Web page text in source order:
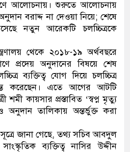
মাদক কারবারি গ্রেফতার
২৮ লাখ টাকার জাল নোটসহ
থানা পুলিশ
যেকোনো সময় বেনজীরের
নেতৃত্ব ও গণতন্ত্রের মূর্তমান প্রতীক
যে ভাবে ডেভিড ইমনের কাছে
‘আজহার খান’
আলোচনায়। শুরুতে আলোচনায়
বরাদ্দ না দেওয়া নিয়ে; শেষে
নতুন আরেকটি চলচ্চিত্রকে
থেকে ২০১৮-১৯ অর্থবছরে
প্রদেয় অনুদানের বিষয়ে শেষ
ব্যক্তিত্ব যোগ দিয়ে চলচ্চিত্র
করেছেন। এতে আগের আটটি
শমী কায়সার প্রস্তাবিত ‘স্বপ্ন মৃত্যু
অনুদান তালিকায় অন্তর্ভুক্ত করা
সূত্রে জানা গেছে, তথ্য সচিব আবদুল
ব্যক্তিত্ব নাসির উদ্দীন